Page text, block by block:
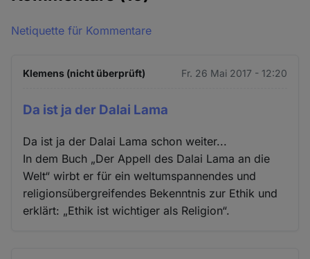
Netiquette für Kommentare
Klemens (nicht überprüft) Fr. 26 Mai 2017 - 12:20
Da ist ja der Dalai Lama
Da ist ja der Dalai Lama schon weiter...
In dem Buch „Der Appell des Dalai Lama an die
Welt“ wirbt er für ein weltumspannendes und
religionsübergreifendes Bekenntnis zur Ethik und
erklärt: „Ethik ist wichtiger als Religion“.